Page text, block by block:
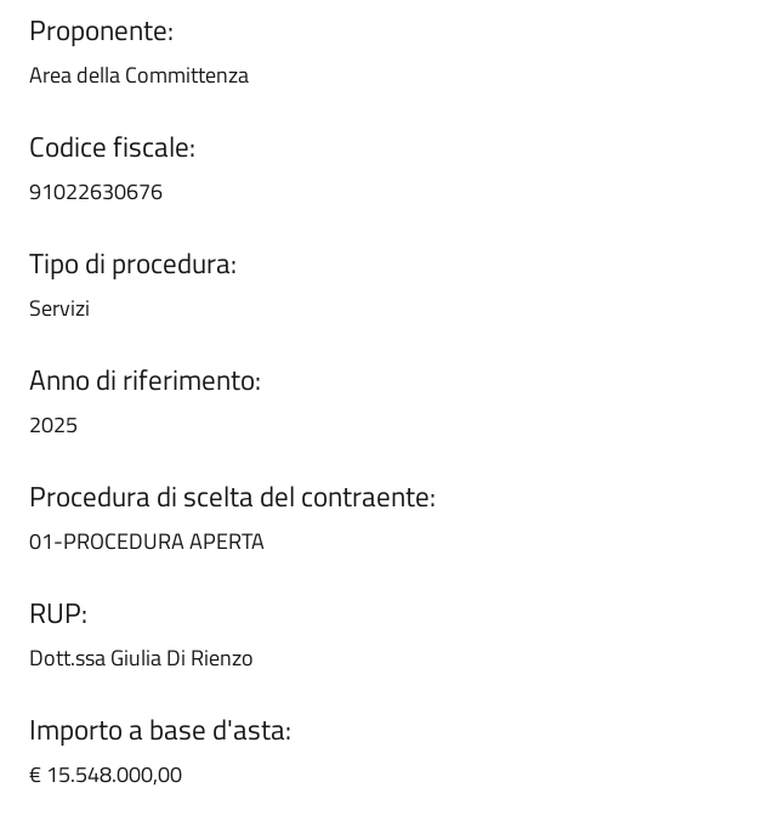
Proponente:
Area della Committenza
Codice fiscale:
91022630676
Tipo di procedura:
Servizi
Anno di riferimento:
2025
Procedura di scelta del contraente:
01-PROCEDURA APERTA
RUP:
Dott.ssa Giulia Di Rienzo
Importo a base d'asta:
€ 15.548.000,00